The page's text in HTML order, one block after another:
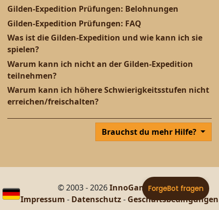
Gilden-Expedition Prüfungen: Belohnungen
Gilden-Expedition Prüfungen: FAQ
Was ist die Gilden-Expedition und wie kann ich sie
spielen?
Warum kann ich nicht an der Gilden-Expedition
teilnehmen?
Warum kann ich höhere Schwierigkeitsstufen nicht
erreichen/freischalten?
Brauchst du mehr Hilfe?
© 2003 - 2026InnoGames GmbH
Impressum - Datenschutz- Geschäftsbedingungen